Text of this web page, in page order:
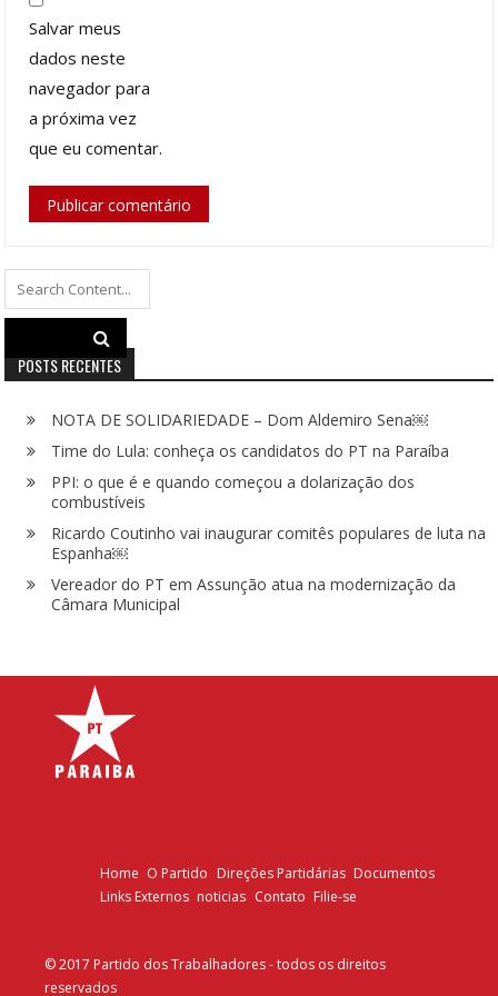
Salvar meus
dados neste
navegador para
a próxima vez
que eu comentar.
Search
for:
POSTS RECENTES
NOTA DE SOLIDARIEDADE – Dom Aldemiro Sena￼
Time do Lula: conheça os candidatos do PT na Paraíba
PPI: o que é e quando começou a dolarização dos
combustíveis
Ricardo Coutinho vai inaugurar comitês populares de luta na
Espanha￼
Vereador do PT em Assunção atua na modernização da
Câmara Municipal
Home O Partido Direções Partidárias Documentos
Links Externos noticias Contato Filie-se
© 2017 Partido dos Trabalhadores - todos os direitos
reservados